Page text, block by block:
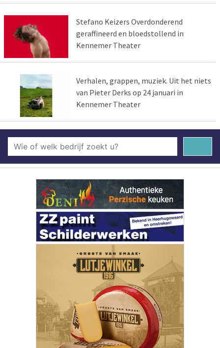
Stefano Keizers Overdonderend
geraffineerd en bloedstollend in
Kennemer Theater
Verhalen, grappen, muziek. Uit het niets
van Pieter Derks op 24 januari in
Kennemer Theater